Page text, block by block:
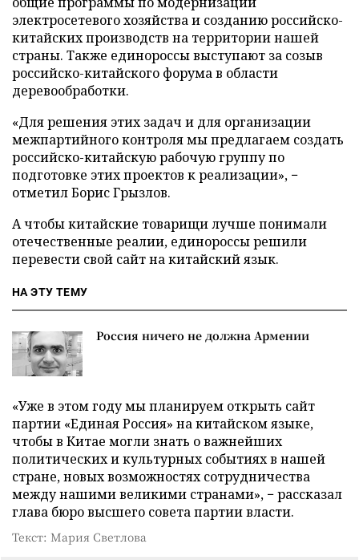
электросетевого хозяйства и созданию российско-
китайских производств на территории нашей
страны. Также единороссы выступают за созыв
российско-китайского форума в области
деревообработки.
«Для решения этих задач и для организации
межпартийного контроля мы предлагаем создать
российско-китайскую рабочую группу по
подготовке этих проектов к реализации», −
отметил Борис Грызлов.
А чтобы китайские товарищи лучше понимали
отечественные реалии, единороссы решили
перевести свой сайт на китайский язык.
НА ЭТУ ТЕМУ
Россия ничего не должна Армении
«Уже в этом году мы планируем открыть сайт
партии «Единая Россия» на китайском языке,
чтобы в Китае могли знать о важнейших
политических и культурных событиях в нашей
стране, новых возможностях сотрудничества
между нашими великими странами», − рассказал
глава бюро высшего совета партии власти.
Текст: Мария Светлова